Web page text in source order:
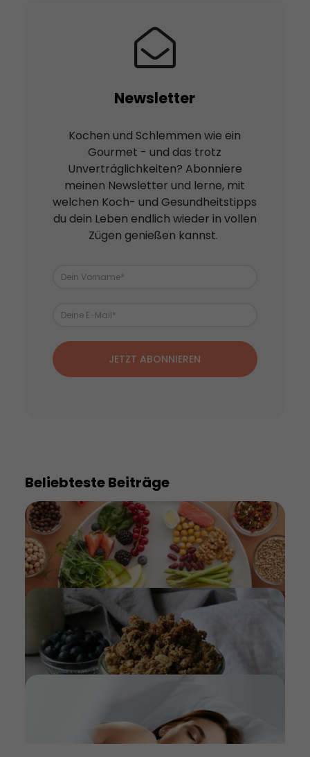
Newsletter
Kochen und Schlemmen wie ein
Gourmet - und das trotz
Unverträglichkeiten? Abonniere
meinen Newsletter und lerne, mit
welchen Koch- und Gesundheitstipps
du dein Leben endlich wieder in vollen
Zügen genießen kannst.
JETZT ABONNIEREN
Beliebteste Beiträge